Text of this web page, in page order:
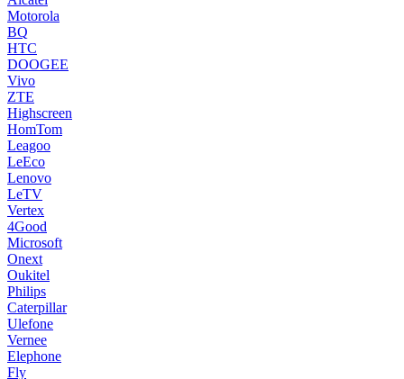
Motorola
BQ
HTC
DOOGEE
Vivo
ZTE
Highscreen
HomTom
Leagoo
LeEco
Lenovo
LeTV
Vertex
4Good
Microsoft
Onext
Oukitel
Philips
Caterpillar
Ulefone
Vernee
Elephone
Fly